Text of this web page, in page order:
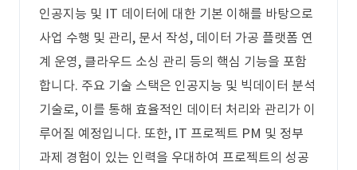
인공지능 및 IT 데이터에 대한 기본 이해를 바탕으로
사업 수행 및 관리, 문서 작성, 데이터 가공 플랫폼 연
계 운영, 클라우드 소싱 관리 등의 핵심 기능을 포함
합니다. 주요 기술 스택은 인공지능 및 빅데이터 분석
기술로, 이를 통해 효율적인 데이터 처리와 관리가 이
루어질 예정입니다. 또한, IT 프로젝트 PM 및 정부
과제 경험이 있는 인력을 우대하여 프로젝트의 성공